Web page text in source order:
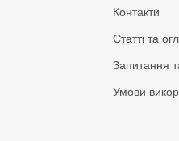
Контакти
Статті та
Запитання
Умови